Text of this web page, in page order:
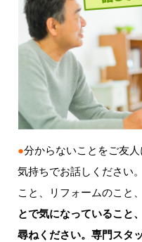
●分からないことをご友
気持ちでお話しください
こと、リフォームのこと、
とで気になっていること
尋ねください。専門スタ